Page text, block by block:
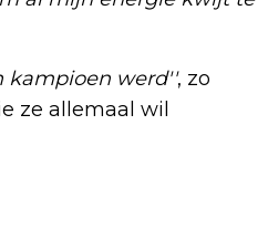
kampioen werd'', zo
ze allemaal wil